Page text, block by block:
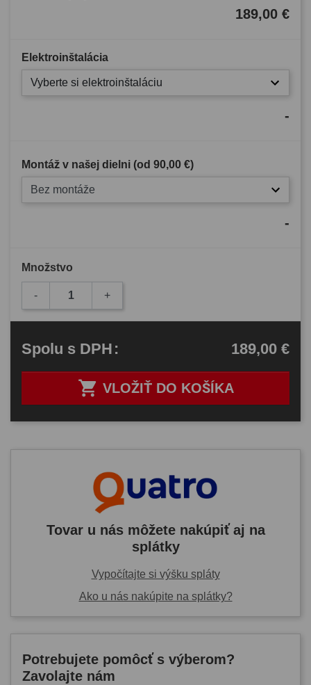
189,00 €
Elektroinštalácia
Vyberte si elektroinštaláciu
-
Montáž v našej dielni (od 90,00 €)
Bez montáže
-
Množstvo
- +
 VLOŽIŤ DO KOŠÍKA
Spolu s DPH: 189,00 €
Tovar u nás môžete nakúpiť aj na
splátky
Vypočítajte si výšku spláty
Ako u nás nakúpite na splátky?
Potrebujete pomôcť s výberom?
Zavolajte nám